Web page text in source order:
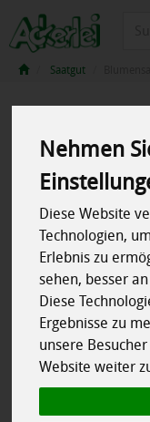
Nehmen
Diese Website
Technologien,
Erlebnis zu
sehen, besser
Diese
Ergebnisse zu
unsere
Website weiter
Saatgut